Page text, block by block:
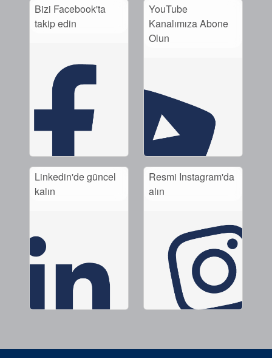
Bizi Facebook'ta
takip edin
YouTube
Kanalımıza Abone
Olun
Linkedin'de güncel
kalın
Resmi Instagram'da
alın